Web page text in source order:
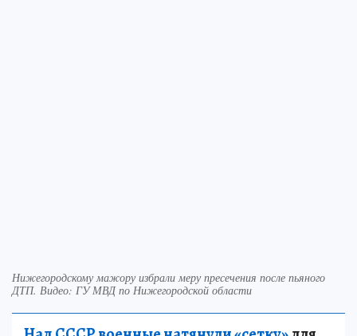
Нижегородскому мажору избрали меру пресечения после пьяного
ДТП. Видео: ГУ МВД по Нижегородской области